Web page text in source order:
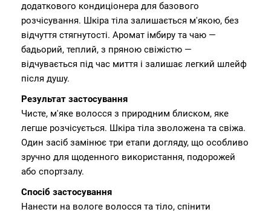
додаткового кондиціонера для базового
розчісування. Шкіра тіла залишається м'якою, без
відчуття стягнутості. Аромат імбиру та чаю —
бадьорий, теплий, з пряною свіжістю —
відчувається під час миття і залишає легкий шлейф
після душу.
Результат застосування
Чисте, м'яке волосся з природним блиском, яке
легше розчісується. Шкіра тіла зволожена та свіжа.
Один засіб замінює три етапи догляду, що особливо
зручно для щоденного використання, подорожей
або спортзалу.
Спосіб застосування
Нанести на вологе волосся та тіло, спінити